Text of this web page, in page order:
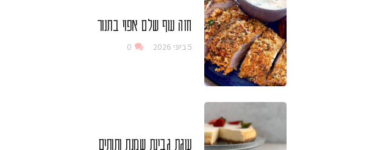
חזה עוף שלם אפוי בתנור
5 ביוני 2026 0
עוגת גבינת שמנת ותותים